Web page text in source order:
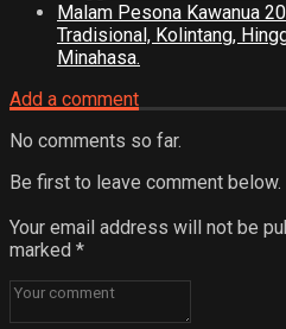
Malam Pesona Kawanua
Tradisional, Kolintang,
Minahasa.
Add a comment
No comments so far.
Be first to leave comment below.
Your email address will not be
marked *